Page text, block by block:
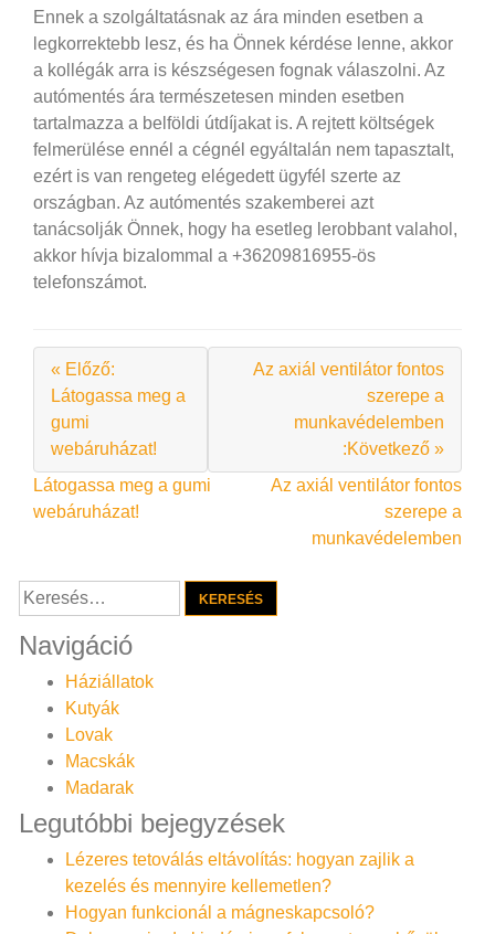
Ennek a szolgáltatásnak az ára minden esetben a
legkorrektebb lesz, és ha Önnek kérdése lenne, akkor
a kollégák arra is készségesen fognak válaszolni. Az
autómentés ára természetesen minden esetben
tartalmazza a belföldi útdíjakat is. A rejtett költségek
felmerülése ennél a cégnél egyáltalán nem tapasztalt,
ezért is van rengeteg elégedett ügyfél szerte az
országban. Az autómentés szakemberei azt
tanácsolják Önnek, hogy ha esetleg lerobbant valahol,
akkor hívja bizalommal a +36209816955-ös
telefonszámot.
« Előző:
Látogassa meg a
gumi
webáruházat!
Az axiál ventilátor fontos
szerepe a
munkavédelemben
:Következő »
Bejegyzés
navigáció
Látogassa meg a gumi
webáruházat!
Az axiál ventilátor fontos
szerepe a
munkavédelemben
Keresés:
Navigáció
Háziállatok
Kutyák
Lovak
Macskák
Madarak
Legutóbbi bejegyzések
Lézeres tetoválás eltávolítás: hogyan zajlik a
kezelés és mennyire kellemetlen?
Hogyan funkcionál a mágneskapcsoló?